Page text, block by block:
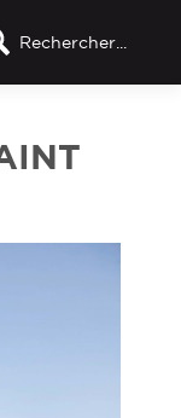
Rechercher...